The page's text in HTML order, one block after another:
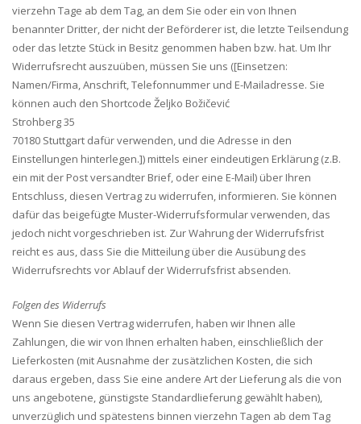
vierzehn Tage ab dem Tag, an dem Sie oder ein von Ihnen
benannter Dritter, der nicht der Beförderer ist, die letzte Teilsendung
oder das letzte Stück in Besitz genommen haben bzw. hat. Um Ihr
Widerrufsrecht auszuüben, müssen Sie uns ([Einsetzen:
Namen/Firma, Anschrift, Telefonnummer und E-Mailadresse. Sie
können auch den Shortcode Željko Božičević
Strohberg 35
70180 Stuttgart dafür verwenden, und die Adresse in den
Einstellungen hinterlegen.]) mittels einer eindeutigen Erklärung (z.B.
ein mit der Post versandter Brief, oder eine E-Mail) über Ihren
Entschluss, diesen Vertrag zu widerrufen, informieren. Sie können
dafür das beigefügte Muster-Widerrufsformular verwenden, das
jedoch nicht vorgeschrieben ist. Zur Wahrung der Widerrufsfrist
reicht es aus, dass Sie die Mitteilung über die Ausübung des
Widerrufsrechts vor Ablauf der Widerrufsfrist absenden.
Folgen des Widerrufs
Wenn Sie diesen Vertrag widerrufen, haben wir Ihnen alle
Zahlungen, die wir von Ihnen erhalten haben, einschließlich der
Lieferkosten (mit Ausnahme der zusätzlichen Kosten, die sich
daraus ergeben, dass Sie eine andere Art der Lieferung als die von
uns angebotene, günstigste Standardlieferung gewählt haben),
unverzüglich und spätestens binnen vierzehn Tagen ab dem Tag